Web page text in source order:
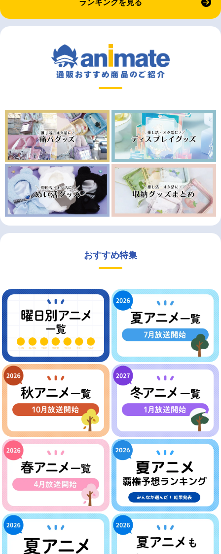
ランキングを見る
おすすめ特集